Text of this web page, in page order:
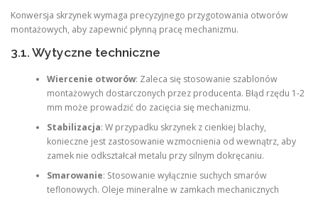
Konwersja skrzynek wymaga precyzyjnego przygotowania otworów
montażowych, aby zapewnić płynną pracę mechanizmu.
3.1. Wytyczne techniczne
Wiercenie otworów: Zaleca się stosowanie szablonów
montażowych dostarczonych przez producenta. Błąd rzędu 1-2
mm może prowadzić do zacięcia się mechanizmu.
Stabilizacja: W przypadku skrzynek z cienkiej blachy,
konieczne jest zastosowanie wzmocnienia od wewnątrz, aby
zamek nie odkształcał metalu przy silnym dokręcaniu.
Smarowanie: Stosowanie wyłącznie suchych smarów
teflonowych. Oleje mineralne w zamkach mechanicznych